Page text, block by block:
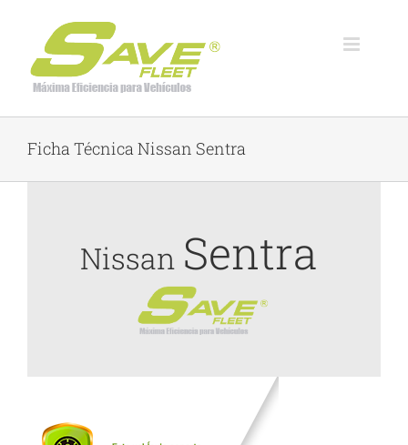
content
Ficha Técnica Nissan Sentra
Nissan Sentra